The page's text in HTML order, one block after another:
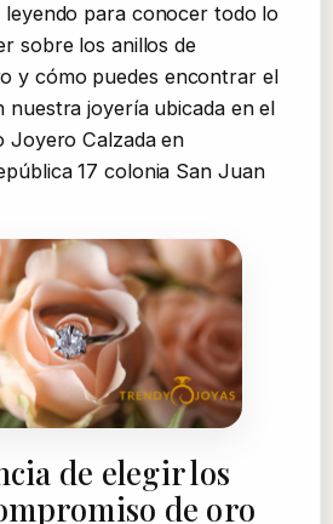
leyendo para conocer todo lo
sobre los anillos de
y cómo puedes encontrar el
nuestra joyería ubicada en el
Joyero Calzada en
17 colonia San Juan
de elegir los
de oro